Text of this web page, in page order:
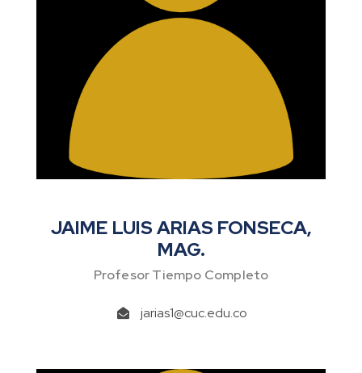
JAIME LUIS ARIAS FONSECA,
MAG.
Profesor Tiempo Completo
jarias1@cuc.edu.co